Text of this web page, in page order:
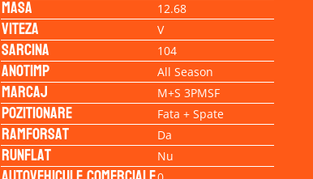
Masa 12.68
Viteza V
Sarcina 104
Anotimp All Season
Marcaj M+S 3PMSF
Pozitionare Fata + Spate
Ramforsat Da
Runflat Nu